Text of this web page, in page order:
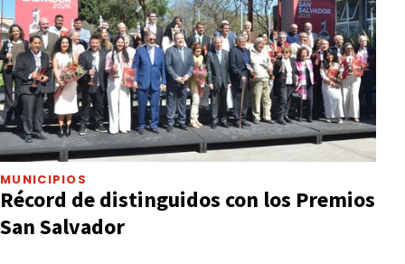
MUNICIPIOS
Récord de distinguidos con los Premios
San Salvador